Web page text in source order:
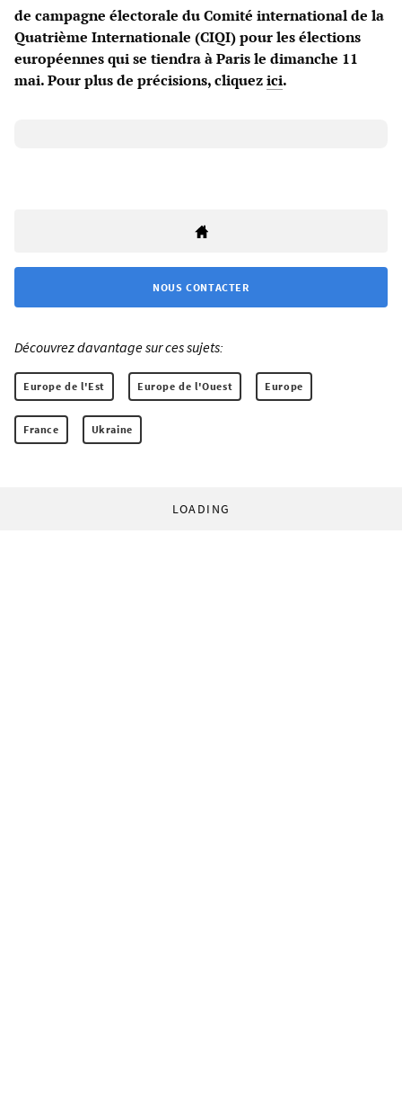
de campagne électorale du Comité international de la
Quatrième Internationale (CIQI) pour les élections
européennes qui se tiendra à Paris le dimanche 11
mai. Pour plus de précisions, cliquezici.
NOUS CONTACTER
Découvrez davantage sur ces sujets:
Europe de l'Est Europe de l'Ouest Europe
France Ukraine
LOADING